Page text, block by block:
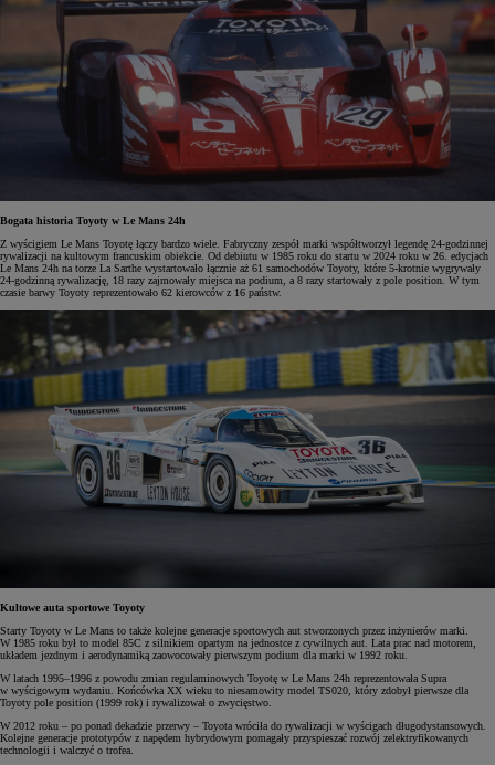
Bogata historia Toyoty w Le Mans 24h
Z wyścigiem Le Mans Toyotę łączy bardzo wiele. Fabryczny zespół marki współtworzył legendę 24-godzinnej
rywalizacji na kultowym francuskim obiekcie. Od debiutu w 1985 roku do startu w 2024 roku w 26. edycjach
Le Mans 24h na torze La Sarthe wystartowało łącznie aż 61 samochodów Toyoty, które 5-krotnie wygrywały
24-godzinną rywalizację, 18 razy zajmowały miejsca na podium, a 8 razy startowały z pole position. W tym
czasie barwy Toyoty reprezentowało 62 kierowców z 16 państw.
Kultowe auta sportowe Toyoty
Starty Toyoty w Le Mans to także kolejne generacje sportowych aut stworzonych przez inżynierów marki.
W 1985 roku był to model 85C z silnikiem opartym na jednostce z cywilnych aut. Lata prac nad motorem,
układem jezdnym i aerodynamiką zaowocowały pierwszym podium dla marki w 1992 roku.
W latach 1995–1996 z powodu zmian regulaminowych Toyotę w Le Mans 24h reprezentowała Supra
w wyścigowym wydaniu. Końcówka XX wieku to niesamowity model TS020, który zdobył pierwsze dla
Toyoty pole position (1999 rok) i rywalizował o zwycięstwo.
W 2012 roku – po ponad dekadzie przerwy – Toyota wróciła do rywalizacji w wyścigach długodystansowych.
Kolejne generacje prototypów z napędem hybrydowym pomagały przyspieszać rozwój zelektryfikowanych
technologii i walczyć o trofea.